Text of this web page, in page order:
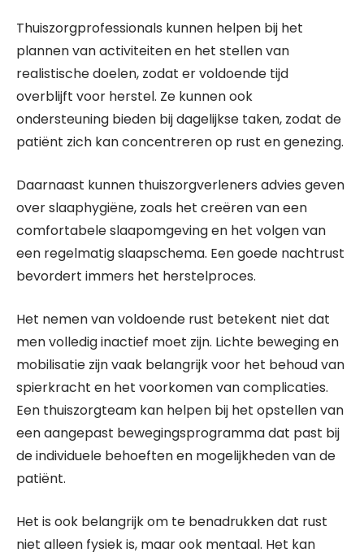
Thuiszorgprofessionals kunnen helpen bij het
plannen van activiteiten en het stellen van
realistische doelen, zodat er voldoende tijd
overblijft voor herstel. Ze kunnen ook
ondersteuning bieden bij dagelijkse taken, zodat de
patiënt zich kan concentreren op rust en genezing.
Daarnaast kunnen thuiszorgverleners advies geven
over slaaphygiëne, zoals het creëren van een
comfortabele slaapomgeving en het volgen van
een regelmatig slaapschema. Een goede nachtrust
bevordert immers het herstelproces.
Het nemen van voldoende rust betekent niet dat
men volledig inactief moet zijn. Lichte beweging en
mobilisatie zijn vaak belangrijk voor het behoud van
spierkracht en het voorkomen van complicaties.
Een thuiszorgteam kan helpen bij het opstellen van
een aangepast bewegingsprogramma dat past bij
de individuele behoeften en mogelijkheden van de
patiënt.
Het is ook belangrijk om te benadrukken dat rust
niet alleen fysiek is, maar ook mentaal. Het kan